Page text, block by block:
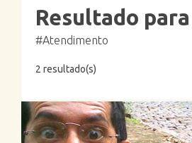
Resultado
#Atendimento
2 resultado(s)